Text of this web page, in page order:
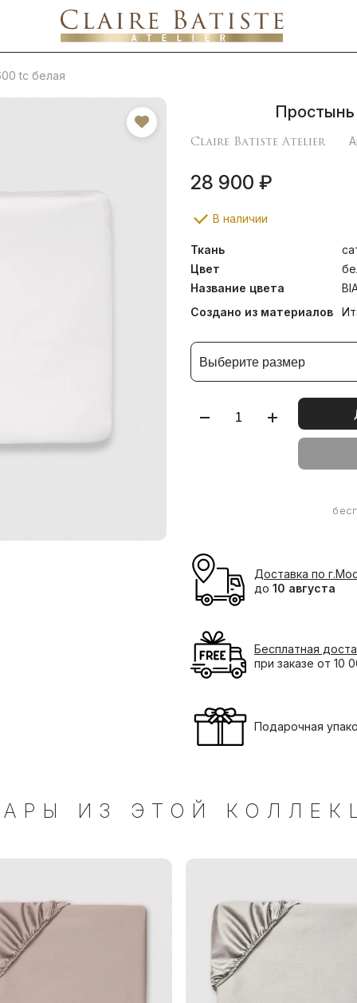
tc белая
Простынь
Claire Batiste Atelier
28 900 ₽
В наличии
Ткань
Цвет
Название цвета
Создано из материалов
Выберите размер
Доставка по
до 10 августа
Бесплатная
при заказе от 10
Подарочная
ИЗ ЭТОЙ